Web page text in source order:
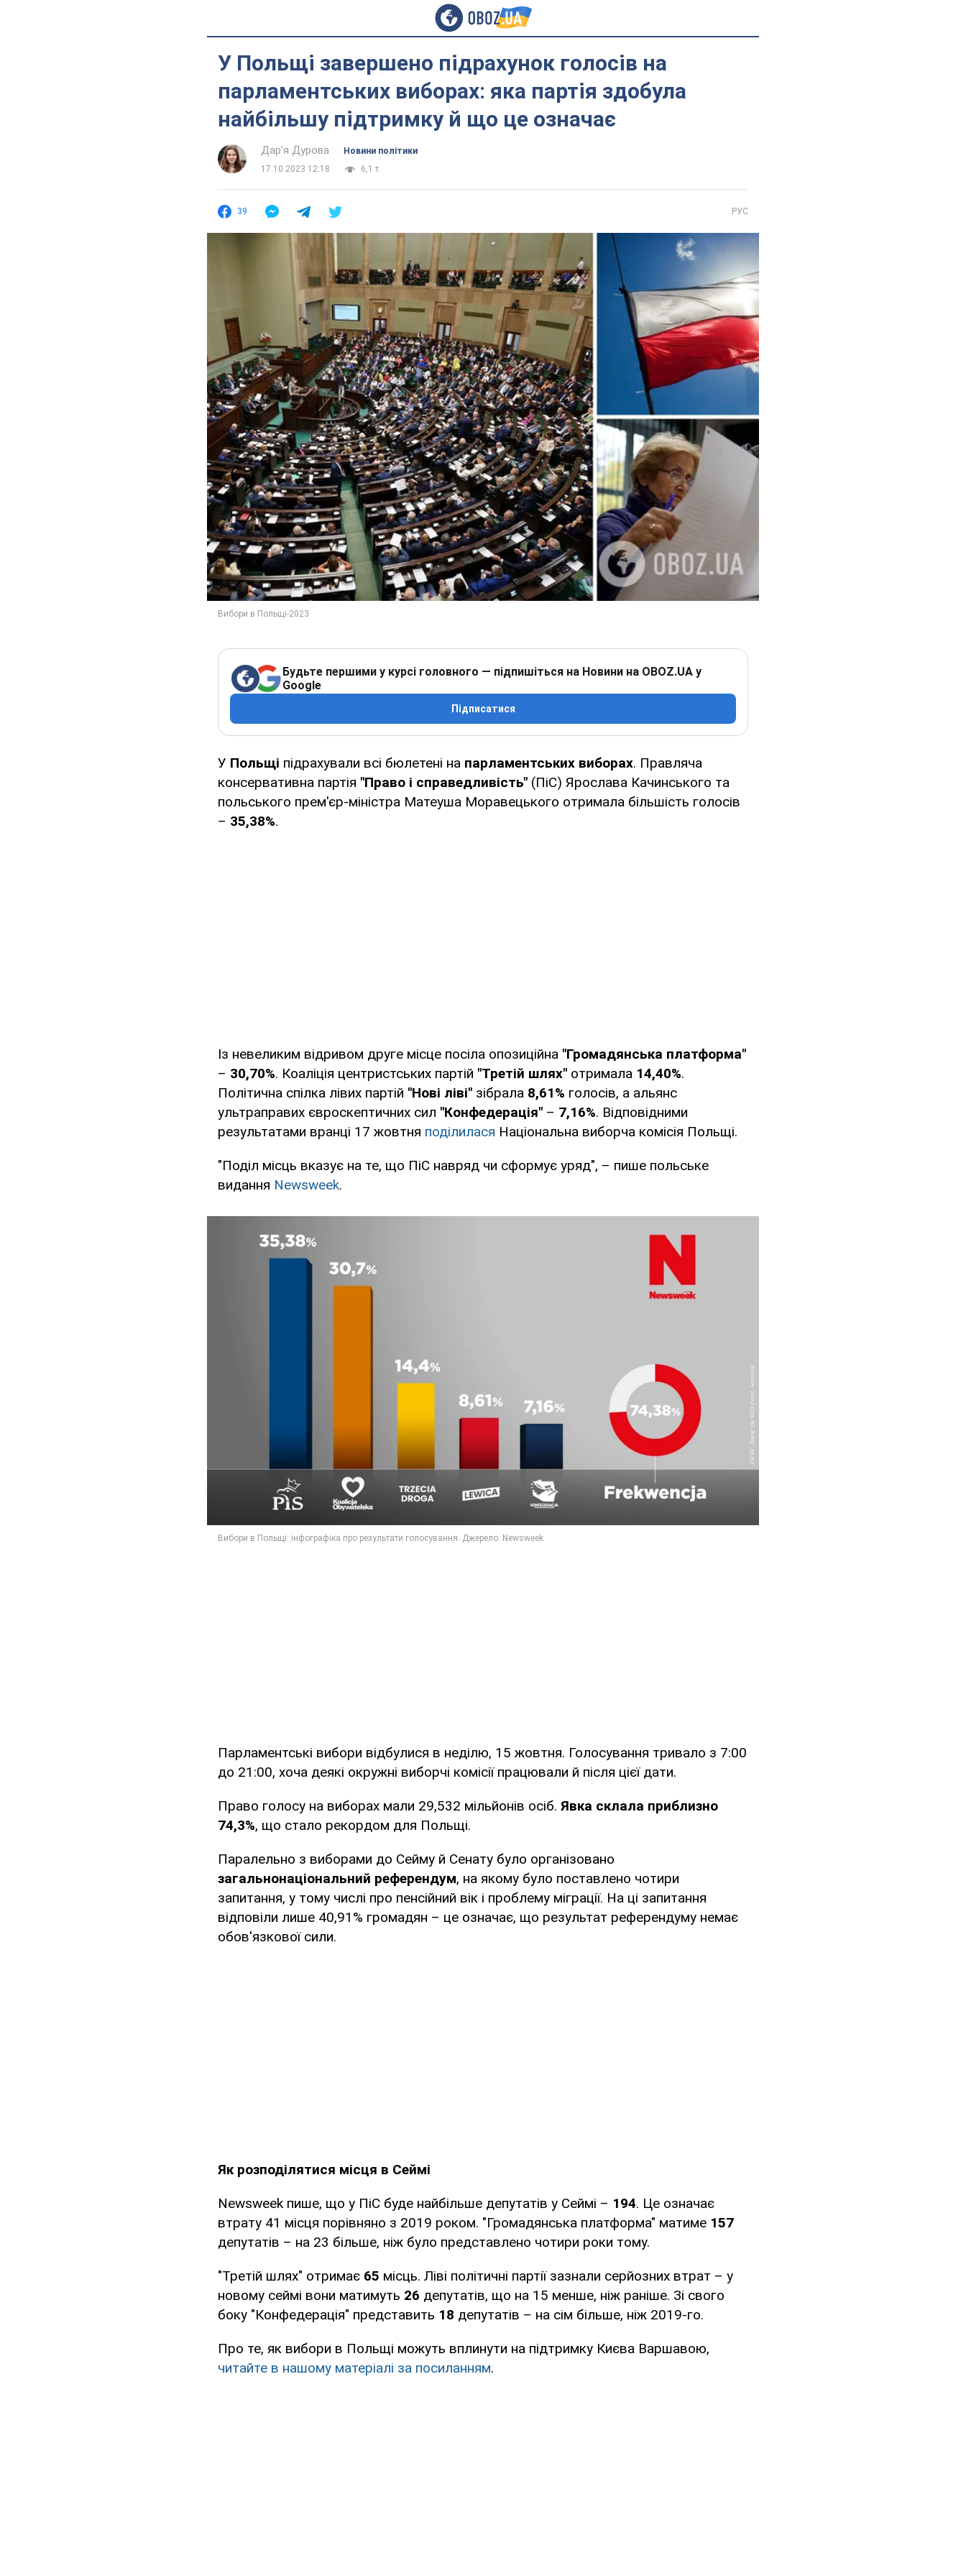
У Польщі завершено підрахунок голосів на
парламентських виборах: яка партія здобула
найбільшу підтримку й що це означає
Дар'я Дурова
Новини політики
17.10.2023 12:18
6,1 т.
39 РУС
Будьте першими у курсі головного — підпишіться на Новини на OBOZ.UA у
Google
Підписатися
У Польщі підрахували всі бюлетені на парламентських виборах. Правляча
консервативна партія "Право і справедливість" (ПіС) Ярослава Качинського та
польського прем'єр-міністра Матеуша Моравецького отримала більшість голосів
– 35,38%.
Із невеликим відривом друге місце посіла опозиційна "Громадянська платформа"
– 30,70%. Коаліція центристських партій "Третій шлях" отримала 14,40%.
Політична спілка лівих партій "Нові ліві" зібрала 8,61% голосів, а альянс
ультраправих євроскептичних сил "Конфедерація" – 7,16%. Відповідними
результатами вранці 17 жовтня поділилася Національна виборча комісія Польщі.
"Поділ місць вказує на те, що ПіС навряд чи сформує уряд", – пише польське
видання Newsweek.
Парламентські вибори відбулися в неділю, 15 жовтня. Голосування тривало з 7:00
до 21:00, хоча деякі окружні виборчі комісії працювали й після цієї дати.
Право голосу на виборах мали 29,532 мільйонів осіб. Явка склала приблизно
74,3%, що стало рекордом для Польщі.
Паралельно з виборами до Сейму й Сенату було організовано
загальнонаціональний референдум, на якому було поставлено чотири
запитання, у тому числі про пенсійний вік і проблему міграції. На ці запитання
відповіли лише 40,91% громадян – це означає, що результат референдуму немає
обов'язкової сили.
Як розподілятися місця в Сеймі
Newsweek пише, що у ПіС буде найбільше депутатів у Сеймі – 194. Це означає
втрату 41 місця порівняно з 2019 роком. "Громадянська платформа" матиме 157
депутатів – на 23 більше, ніж було представлено чотири роки тому.
"Третій шлях" отримає 65 місць. Ліві політичні партії зазнали серйозних втрат – у
новому сеймі вони матимуть 26 депутатів, що на 15 менше, ніж раніше. Зі свого
боку "Конфедерація" представить 18 депутатів – на сім більше, ніж 2019-го.
Про те, як вибори в Польщі можуть вплинути на підтримку Києва Варшавою,
читайте в нашому матеріалі за посиланням.